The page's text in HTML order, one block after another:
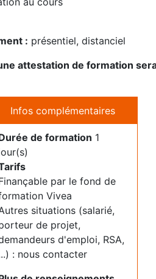
: présentiel, distanciel
attestation de formation
Infos complémentaires
de formation 1
par le fond de
Vivea
situations (salarié,
de projet,
d'emploi, RSA,
: nous contacter